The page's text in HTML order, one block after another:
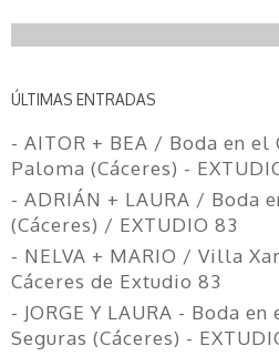
ÚLTIMAS ENTRADAS
- AITOR + BEA / Boda en
Paloma (Cáceres) -
- ADRIÁN + LAURA / Boda
(Cáceres) / EXTUDIO 83
- NELVA + MARIO / Villa
Cáceres de Extudio 83
- JORGE Y LAURA - Boda
Seguras (Cáceres) -